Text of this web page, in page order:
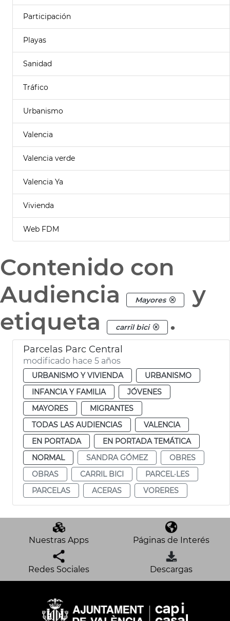
Participación
Playas
Sanidad
Tráfico
Urbanismo
Valencia
Valencia verde
Valencia Ya
Vivienda
Web FDM
Contenido con
Audiencia
Mayores
y
etiqueta
carril bici .
Parcelas Parc Central
modificado hace 5 años
URBANISMO Y VIVIENDA
URBANISMO
INFANCIA Y FAMILIA
JÓVENES
MAYORES
MIGRANTES
TODAS LAS AUDIENCIAS
VALENCIA
EN PORTADA
EN PORTADA TEMÁTICA
NORMAL
SANDRA GÓMEZ
OBRES
OBRAS
CARRIL BICI
PARCEL·LES
PARCELAS
ACERAS VORERES
Nuestras Apps Páginas de Interés
Redes Sociales Descargas